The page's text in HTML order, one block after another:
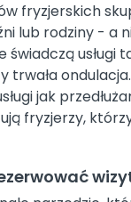
fryzjerskich
lub rodziny - a
świadczą usługi
trwała
jak
fryzjerzy,